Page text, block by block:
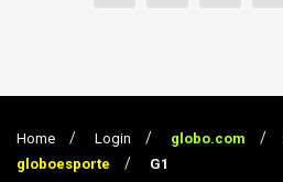
Home Login globo.com
globoesporte
G1